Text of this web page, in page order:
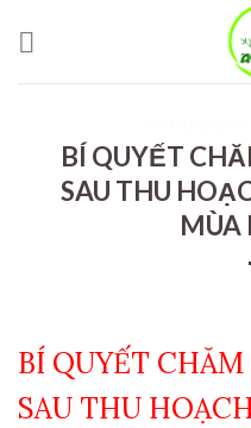
BÍ QUYẾT
SAU THU
MÙA
BÍ QUYẾT CHĂM
SAU THU